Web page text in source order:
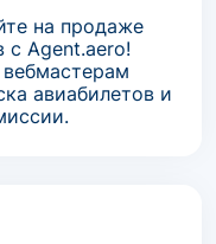
на продаже
с Agent.aero!
авиабилетов и